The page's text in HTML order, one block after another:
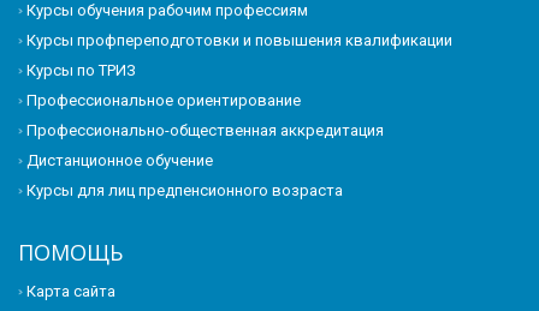
Курсы обучения рабочим профессиям
Курсы профпереподготовки и повышения квалификации
Курсы по ТРИЗ
Профессиональное ориентирование
Профессионально-общественная аккредитация
Дистанционное обучение
Курсы для лиц предпенсионного возраста
ПОМОЩЬ
Карта сайта